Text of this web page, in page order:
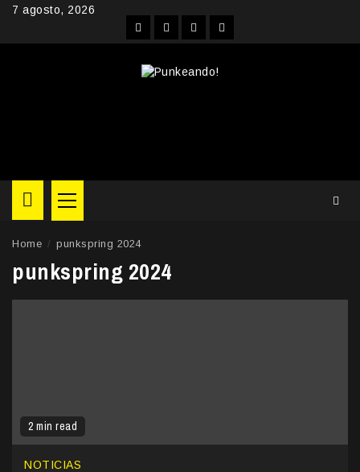
Skip7 agosto, 2026
FacebookInstagram
YouTubeTwitter
Primary
Menu
Home punkspring 2024
punkspring 2024
2 min read
NOTICIAS